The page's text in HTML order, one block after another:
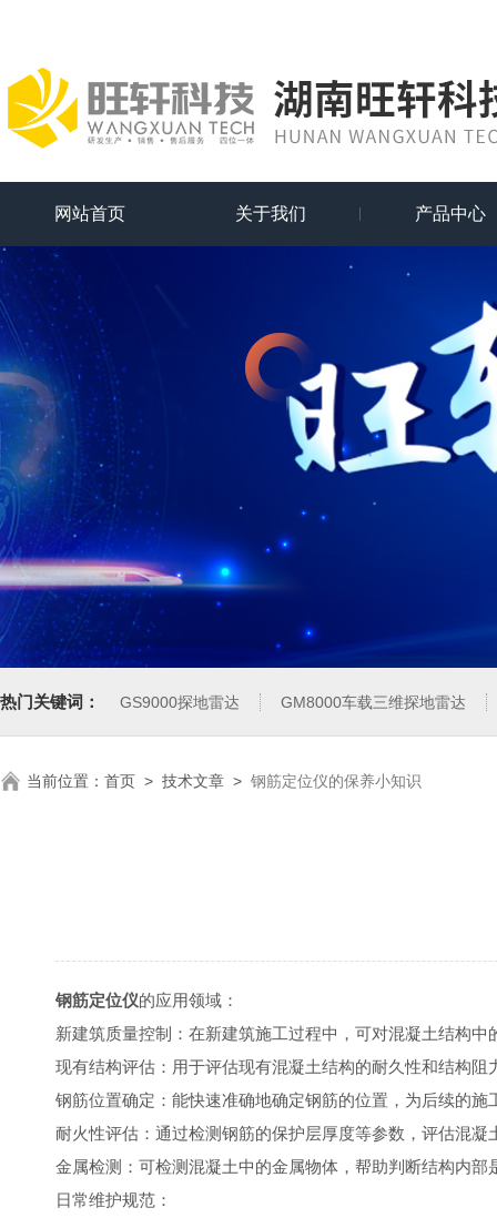
网站首页 关于我们 产品中心
热门关键词： GS9000探地雷达 GM8000车载三维探地雷达
当前位置： 首页 > 技术文章 > 钢筋定位仪的保养小知识
钢筋定位仪的应用领域：
新建筑质量控制：在新建筑施工过程中，可对混凝土结构
现有结构评估：用于评估现有混凝土结构的耐久性和结构阻
钢筋位置确定：能快速准确地确定钢筋的位置，为后续的
耐火性评估：通过检测钢筋的保护层厚度等参数，评估混凝
金属检测：可检测混凝土中的金属物体，帮助判断结构内部
日常维护规范：